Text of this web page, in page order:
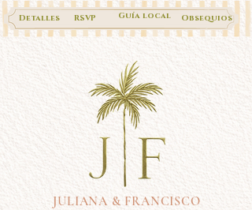
Guía local
Detalles RSVP Obsequios
JULIANA & FRANCISCO